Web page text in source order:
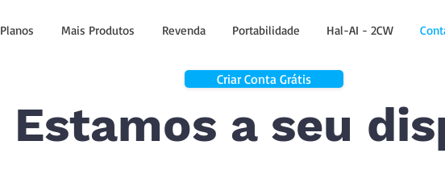
Planos Mais Produtos Revenda Portabilidade Hal-AI - 2CW
Criar Conta Grátis
Estamos a seu